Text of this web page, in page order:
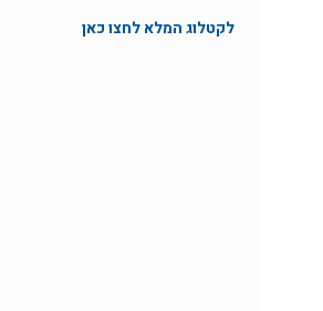
לקטלוג המלא לחצו כאן